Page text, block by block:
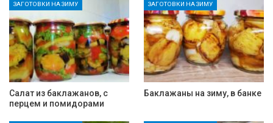
ЗАГОТОВКИ НА ЗИМУ
Салат из баклажанов, с
перцем и помидорами
ЗАГОТОВКИ НА ЗИМУ
Баклажаны на зиму, в банке